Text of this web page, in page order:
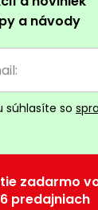
a návody
súhlasíte so
zadarmo
predajniach